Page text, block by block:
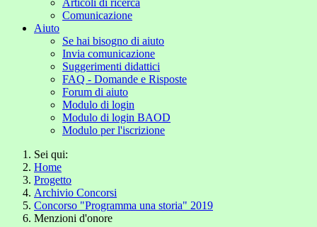
Articoli di ricerca
Comunicazione
Aiuto
Se hai bisogno di aiuto
Invia comunicazione
Suggerimenti didattici
FAQ - Domande e Risposte
Forum di aiuto
Modulo di login
Modulo di login BAOD
Modulo per l'iscrizione
Sei qui:
Home
Progetto
Archivio Concorsi
Concorso "Programma una storia" 2019
Menzioni d'onore